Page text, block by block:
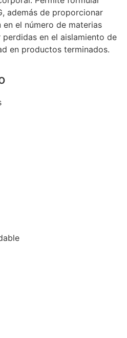
además de proporcionar
el número de materias
en el aislamiento de
en productos terminados.